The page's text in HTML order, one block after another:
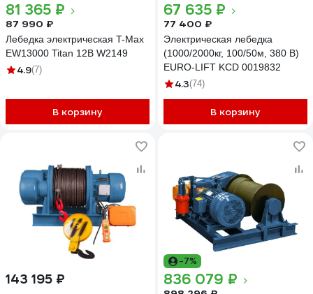
81 365 ₽
87 990 ₽
Лебедка электрическая T-Max
EW13000 Titan 12В W2149
4.9(7)
В корзину
67 635 ₽
77 400 ₽
Электрическая лебедка
(1000/2000кг, 100/50м, 380 В)
EURO-LIFT KCD 0019832
4.3(74)
В корзину
143 195 ₽
-7%
836 079 ₽